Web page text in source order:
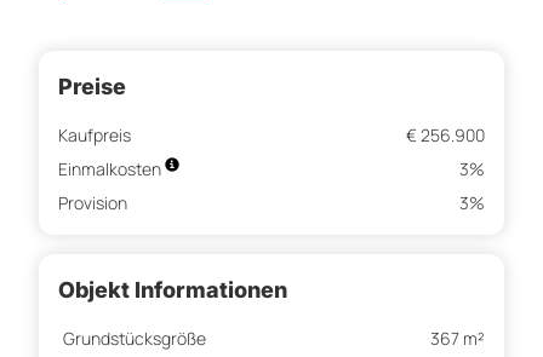
Preise
Kaufpreis
€ 256.900
Einmalkosten
3%
Provision
3%
Objekt Informationen
Grundstücksgröße
367 m²